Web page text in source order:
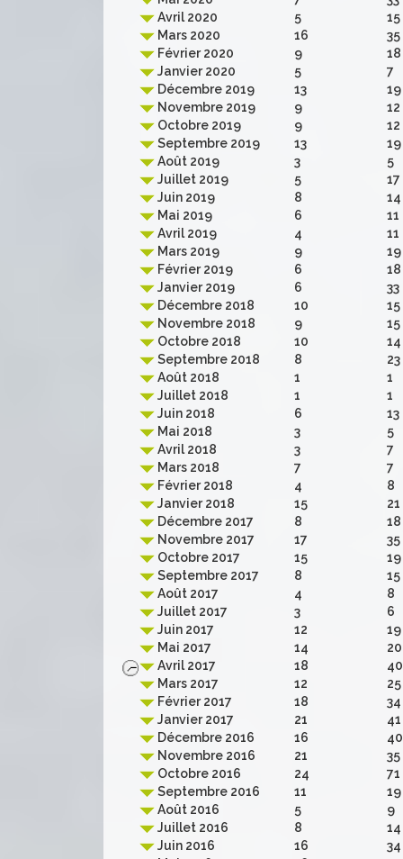
Avril 2020
5
15
Mars 2020
16
35
Février 2020
9
18
Janvier 2020
5
7
Décembre 2019
13
19
Novembre 2019
9
12
Octobre 2019
9
12
Septembre 2019
13
19
Août 2019
3
5
Juillet 2019
5
17
Juin 2019
8
14
Mai 2019
6
11
Avril 2019
4
11
Mars 2019
9
19
Février 2019
6
18
Janvier 2019
6
33
Décembre 2018
10
15
Novembre 2018
9
15
Octobre 2018
10
14
Septembre 2018
8
23
Août 2018
1
1
Juillet 2018
1
1
Juin 2018
6
13
Mai 2018
3
5
Avril 2018
3
7
Mars 2018
7
7
Février 2018
4
8
Janvier 2018
15
21
Décembre 2017
8
18
Novembre 2017
17
35
Octobre 2017
15
19
Septembre 2017
8
15
Août 2017
4
8
Juillet 2017
3
6
Juin 2017
12
19
Mai 2017
14
20
Avril 2017
18
40
Mars 2017
12
25
Février 2017
18
34
Janvier 2017
21
41
Décembre 2016
16
40
Novembre 2016
21
35
Octobre 2016
24
71
Septembre 2016
11
19
Août 2016
5
9
Juillet 2016
8
14
Juin 2016
16
34